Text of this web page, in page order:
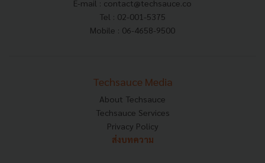
E-mail : contact@techsauce.co
Tel : 02-001-5375
Mobile : 06-4658-9500
Techsauce Media
About Techsauce
Techsauce Services
Privacy Policy
ส่งบทความ